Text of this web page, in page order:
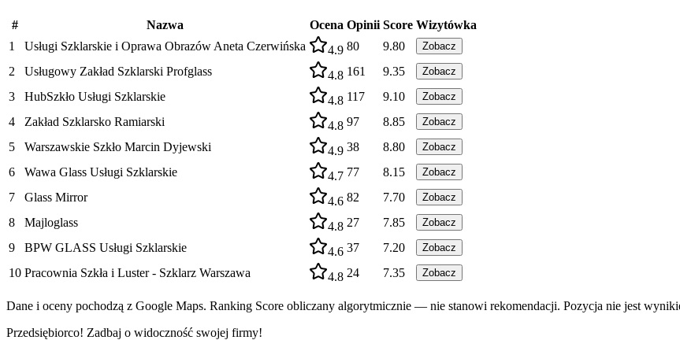
# Nazwa Ocena Opinii Score Wizytówka
1
Usługi Szklarskie i Oprawa Obrazów Aneta Czerwińska 4.9 80 9.80 Zobacz
2 Usługowy Zakład Szklarski Profglass 4.8 161 9.35 Zobacz
3 HubSzkło Usługi Szklarskie 4.8 117 9.10 Zobacz
4 Zakład Szklarsko Ramiarski 4.8 97 8.85 Zobacz
5 Warszawskie Szkło Marcin Dyjewski 4.9 38 8.80 Zobacz
6 Wawa Glass Usługi Szklarskie 4.7 77 8.15 Zobacz
7 Glass Mirror 4.6 82 7.70 Zobacz
8 Majloglass 4.8 27 7.85 Zobacz
9 BPW GLASS Usługi Szklarskie 4.6 37 7.20 Zobacz
10 Pracownia Szkła i Luster - Szklarz Warszawa 4.8 24 7.35 Zobacz
Dane i oceny pochodzą z Google Maps. Ranking Score obliczany algorytmicznie — nie stanowi rekomendacji. Pozycja nie jest
Przedsiębiorco! Zadbaj o widoczność swojej firmy!